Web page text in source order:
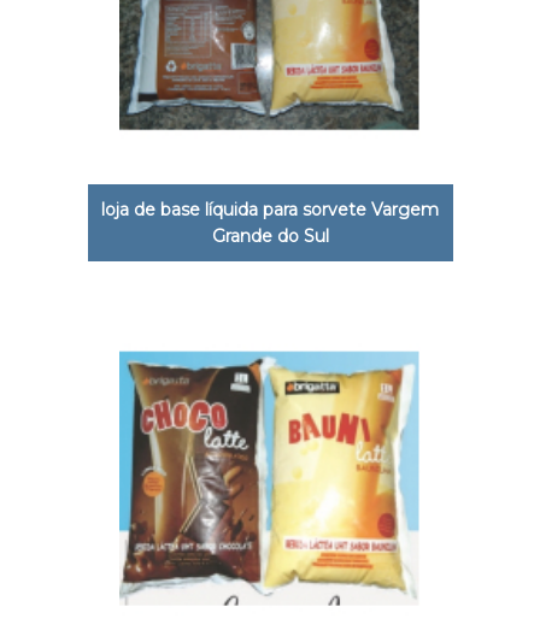
loja de base líquida para sorvete Vargem
Grande do Sul